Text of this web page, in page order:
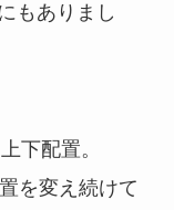
もありまし
下配置。
を変え続けて